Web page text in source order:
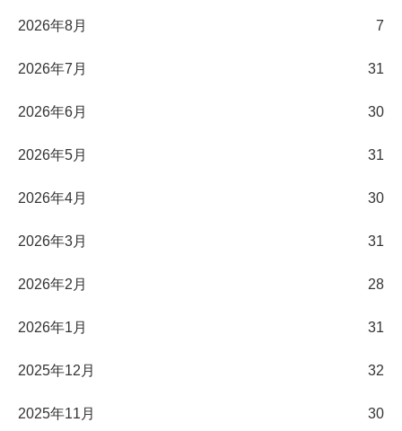
2026年8月 7
2026年7月 31
2026年6月 30
2026年5月 31
2026年4月 30
2026年3月 31
2026年2月 28
2026年1月 31
2025年12月 32
2025年11月 30